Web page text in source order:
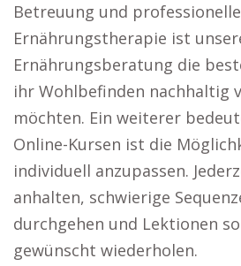
Betreuung und
Ernährungstherapie ist
Ernährungsberatung die
ihr Wohlbefinden nachhaltig
möchten. Ein weiterer
Online-Kursen ist die
individuell anzupassen.
anhalten, schwierige
durchgehen und Lektionen
gewünscht wiederholen.